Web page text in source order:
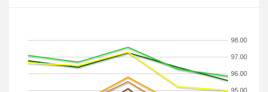
95.00
96.00
97.00
98.00